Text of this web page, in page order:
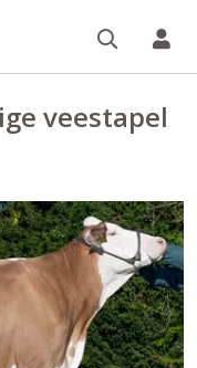
veestapel